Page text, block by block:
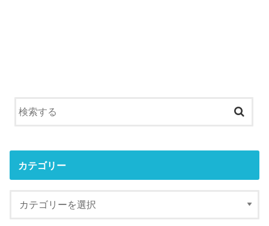
カテゴリー